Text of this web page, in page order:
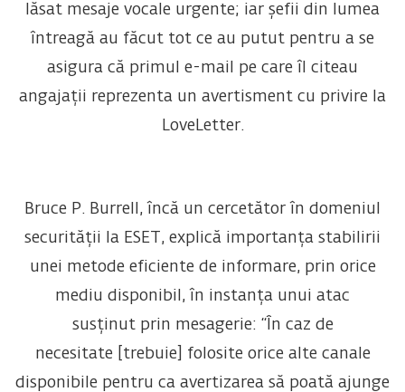
lăsat mesaje vocale urgente; iar șefii din lumea
întreagă au făcut tot ce au putut pentru a se
asigura că primul e-mail pe care îl citeau
angajații reprezenta un avertisment cu privire la
LoveLetter.
Bruce P. Burrell, încă un cercetător în domeniul
securității la ESET, explică importanța stabilirii
unei metode eficiente de informare, prin orice
mediu disponibil, în instanța unui atac
susținut prin mesagerie: “În caz de
necesitate [trebuie] folosite orice alte canale
disponibile pentru ca avertizarea să poată ajunge